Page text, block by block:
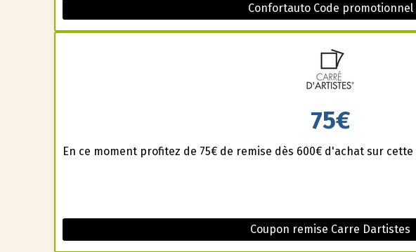
Confortauto Code promotionnel
75€
En ce moment profitez de 75€ de remise dès 600€ d'achat sur
Coupon remise Carre Dartistes